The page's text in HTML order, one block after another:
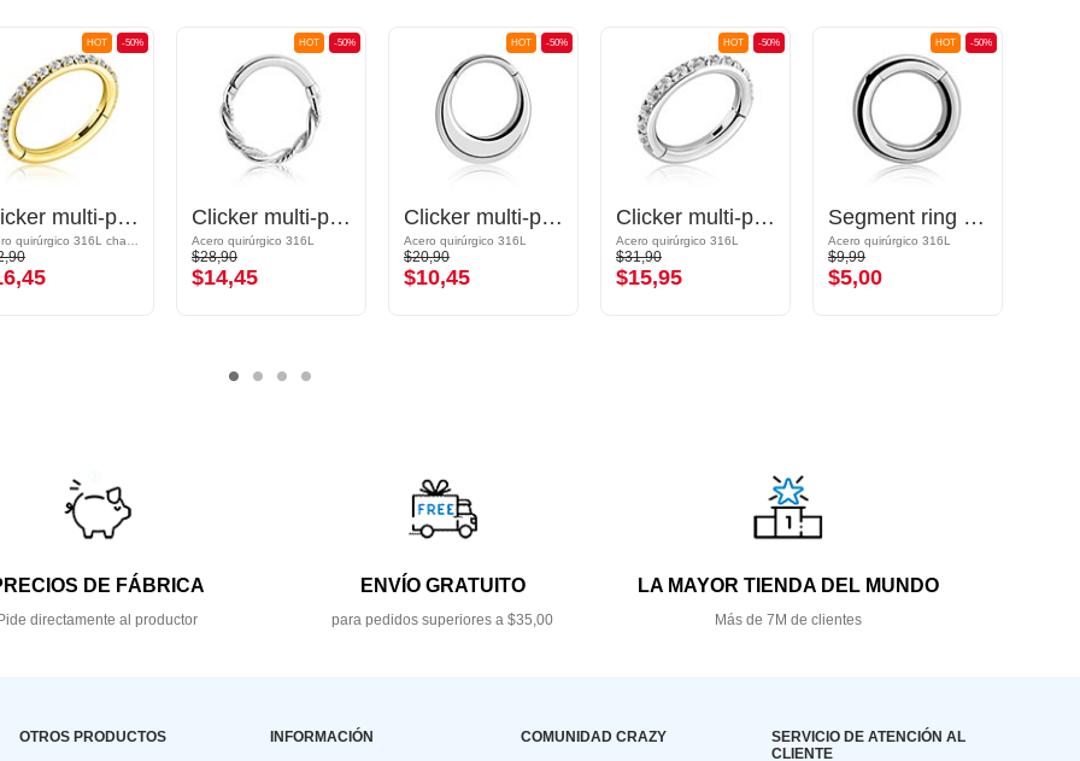
-50%
HOT
Clicker multi-purpose (acero quirúrgico, chapado en oro, acabado brillante) con brillantes
-50%
HOT
Clicker multi-purpose (acero quirúrgico, plateado, acabado brillante)
Acero quirúrgico 316L
$28,90
$14,45
-50%
HOT
Clicker multi-purpose (acero quirúrgico, plateado, acabado brillante)
Acero quirúrgico 316L
$20,90
$10,45
-50%
HOT
Clicker multi-purpose (acero quirúrgico, plateado, acabado brillante) con brillantes
Acero quirúrgico 316L
$31,90
$15,95
-50%
HOT
Segment ring (acero quirúrgico, plateado, acabado brillante)
Acero quirúrgico 316L
$9,99
$5,00
DE FÁBRICA
Pide directamente al productor
ENVÍO GRATUITO
para pedidos superiores a $35,00
LA MAYOR TIENDA DEL MUNDO
Más de 7M de clientes
OTROS PRODUCTOS INFORMACIÓN COMUNIDAD CRAZY
SERVICIO DE ATENCIÓN AL
CLIENTE